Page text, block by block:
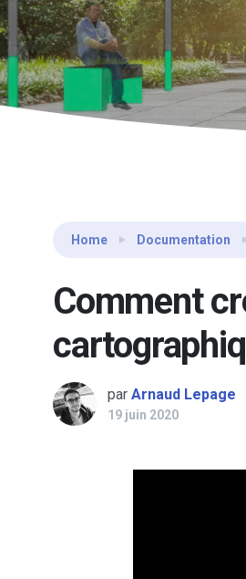
Home Documentation
Comment
par Arnaud Lepage
19 juin 2020